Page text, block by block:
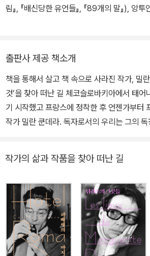
림』, 『배신당한 유언들』, 『89개의 말』), 앙
겼고, 가스통 바슐라르와 관련해서는 『불의 정
역 외에 여러 편의 논문(「과학은 발전하는가」,
대 사회성」, 「바슐라르-뒤랑-마페졸리의 3자
발표했다.
출판사 제공 책소개
책을 통해서 살고 책 속으로 사라진 작가, 밀
것’을 찾아 떠난 길 체코슬로바키아에서 태어나 체코어로 소설을 쓰
기 시작했고 프랑스에 정착한 후 언젠가부터
작가 밀란 쿤데라. 독자로서의 우리는 그의
난 내 20년 동안의 저자”라고 말하는 슈맹에
따라가며 여러 사람을 인터뷰하고, 쿤데라의
적극적으로 소통하며 그야말로 ‘보물찾기’를
서의 쿤데라를 파악하기 위해서 이제는 봉인
아 비밀경찰국의 쿤데라 파일을 훑는다. 그녀
을 병행하던 20대부터 현재까지 쿤데라의 삶
작가의 삶과 작품을 찾아 떠난 길